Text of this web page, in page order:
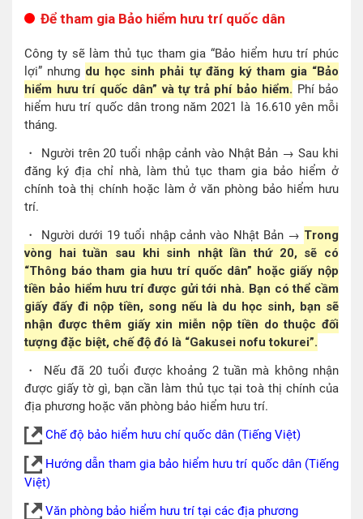
Để tham gia Bảo hiểm hưu trí quốc dân
Công ty sẽ làm thủ tục tham gia “Bảo hiểm hưu trí phúc
lợi” nhưng du học sinh phải tự đăng ký tham gia “Bảo
hiểm hưu trí quốc dân” và tự trả phí bảo hiểm. Phí bảo
hiểm hưu trí quốc dân trong năm 2021 là 16.610 yên mỗi
tháng.
・ Người trên 20 tuổi nhập cảnh vào Nhật Bản → Sau khi
đăng ký địa chỉ nhà, làm thủ tục tham gia bảo hiểm ở
chính toà thị chính hoặc làm ở văn phòng bảo hiểm hưu
trí.
・ Người dưới 19 tuổi nhập cảnh vào Nhật Bản → Trong
vòng hai tuần sau khi sinh nhật lần thứ 20, sẽ có
“Thông báo tham gia hưu trí quốc dân” hoặc giấy nộp
tiền bảo hiểm hưu trí được gửi tới nhà. Bạn có thể cầm
giấy đấy đi nộp tiền, song nếu là du học sinh, bạn sẽ
nhận được thêm giấy xin miễn nộp tiền do thuộc đối
tượng đặc biệt, chế độ đó là “Gakusei nofu tokurei”.
・ Nếu đã 20 tuổi được khoảng 2 tuần mà không nhận
được giấy tờ gì, bạn cần làm thủ tục tại toà thị chính của
địa phương hoặc văn phòng bảo hiểm hưu trí.
Chế độ bảo hiểm hưu chí quốc dân (Tiếng Việt)
Hướng dẫn tham gia bảo hiểm hưu trí quốc dân (Tiếng
Việt)
Văn phòng bảo hiểm hưu trí tại các địa phương